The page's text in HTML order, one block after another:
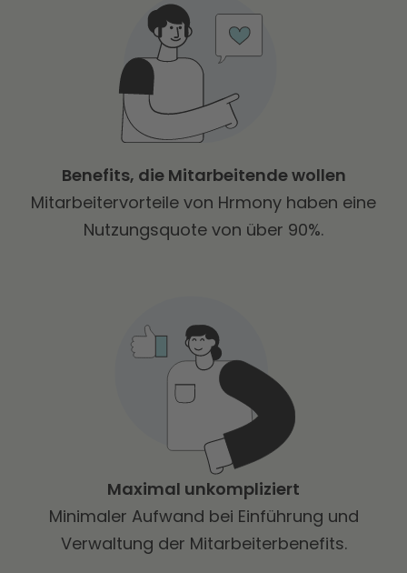
Benefits, die Mitarbeitende wollen
Mitarbeitervorteile von Hrmony haben eine
Nutzungsquote von über 90%.
Maximal unkompliziert
Minimaler Aufwand bei Einführung und
Verwaltung der Mitarbeiterbenefits.